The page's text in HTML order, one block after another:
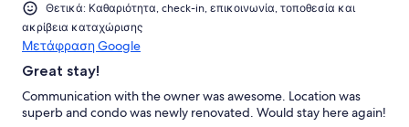
Θετικά: Καθαριότητα, check-in, επικοινωνία, τοποθεσία και
ακρίβεια καταχώρισης
Μετάφραση Google
Great stay!
Communication with the owner was awesome. Location was
superb and condo was newly renovated. Would stay here again!